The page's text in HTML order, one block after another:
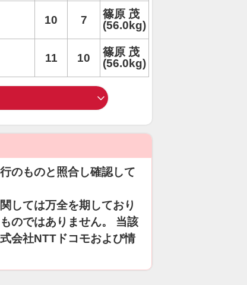
10 7
篠原 茂
(56.0kg)
11 10
篠原 茂
(56.0kg)
のものと照合し確認して
しては万全を期しており
のではありません。 当該
会社NTTドコモおよび情